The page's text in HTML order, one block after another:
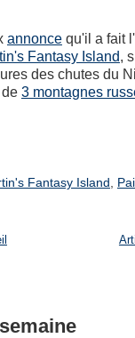
annoncequ'il a fait
Fantasy Island,
des chutes du
3 montagnes
Fantasy Island,